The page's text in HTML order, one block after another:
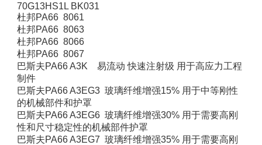
70G13HS1L BK031
杜邦PA66 8061
杜邦PA66 8063
杜邦PA66 8066
杜邦PA66 8067
巴斯夫PA66 A3K 易流动 快速注射级 用于高应力工程
制件
巴斯夫PA66 A3EG3 玻璃纤维增强15% 用于中等刚性
的机械部件和护罩
巴斯夫PA66 A3EG6 玻璃纤维增强30% 用于需要高刚
性和尺寸稳定性的机械部件护罩
巴斯夫PA66 A3EG7 玻璃纤维增强35% 用于需要高刚